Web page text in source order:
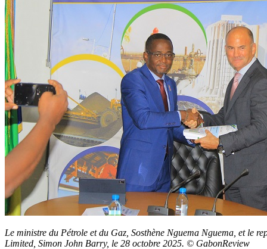
Le ministre du Pétrole et du Gaz, Sosthène Nguema Nguema, et le
Limited, Simon John Barry, le 28 octobre 2025. © GabonReview